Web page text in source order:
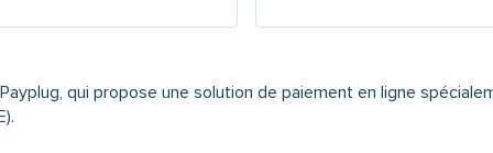
qui propose une solution de paiement en ligne